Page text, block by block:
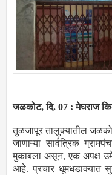
जळकोट, दि. 07 : मेघराज
तुळजापूर तालुक्यातील
जाणाऱ्या सार्वत्रिक
मुकाबला असून, एक अपक्ष
आहे. प्रचार धूमधडाक्यात